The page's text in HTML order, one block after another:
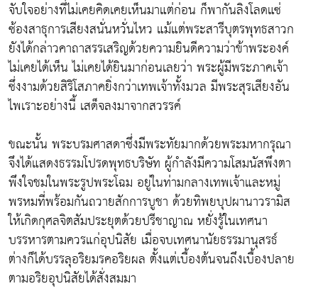
จับใจอย่างที่ไม่เคยคิดเคยเห็นมาแต่ก่อน ก็พากันลิงโลดแซ่
ซ้องสาธุการเสียงสนั่นหวั่นไหว แม้แต่พระสารีบุตรพุทธสาวก
ยังได้กล่าวคาถาสรรเสริญด้วยความยินดีความว่าข้าพระองค์
ไม่เคยได้เห็น ไม่เคยได้ยินมาก่อนเลยว่า พระผู้มีพระภาคเจ้า
ซึ่งงามด้วยสิริโสภาคยิ่งกว่าเทพเจ้าทั้งมวล มีพระสุรเสียงอัน
ไพเราะอย่างนี้ เสด็จลงมาจากสวรรค์
ขณะนั้น พระบรมศาสดาซึ่งมีพระทัยมากด้วยพระมหากรุณา
จึงได้แสดงธรรมโปรดพุทธบริษัท ผู้กำลังมีความโสมนัสพึงตา
พึงใจชมในพระรูปพระโฉม อยู่ในท่ามกลางเทพเจ้าและหมู่
พรหมที่พร้อมกันถวายสักการบูชา ด้วยทิพยบุปผานาวรามิส
ให้เกิดกุศลจิตสัมประยุตด้วยปรีชาญาณ หยั่งรู้ในเทศนา
บรรหารตามควรแก่อุปนิสัย เมื่อจบเทศนานัยธรรมานุสรธ์
ต่างก็ได้บรรลุอริยมรคอริยผล ตั้งแต่เบื้องต้นจนถึงเบื้องปลาย
ตามอริยอุปนิสัยได้สั่งสมมา